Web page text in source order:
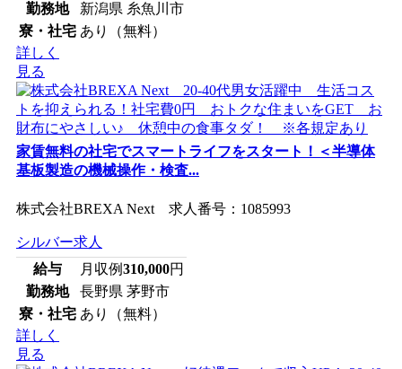
勤務地
新潟県 糸魚川市
寮・社宅 あり（無料）
詳しく
見る
家賃無料の社宅でスマートライフをスタート！＜半導体
基板製造の機械操作・検査...
株式会社BREXA Next 求人番号：1085993
シルバー求人
給与
月収例310,000円
勤務地
長野県 茅野市
寮・社宅 あり（無料）
詳しく
見る